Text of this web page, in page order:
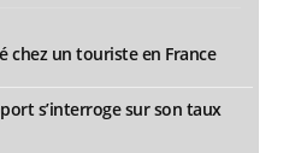
chez un touriste en France
s’interroge sur son taux